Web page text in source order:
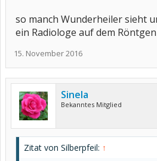
so manch Wunderheiler sieht
ein Radiologe auf dem
15. November 2016
Sinela
Bekanntes Mitglied
Zitat von Silberpfeil: ↑